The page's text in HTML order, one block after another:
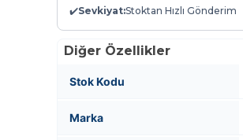
✔️Sevkiyat:Stoktan Hızlı Gönderim
Diğer Özellikler
Stok Kodu
Marka